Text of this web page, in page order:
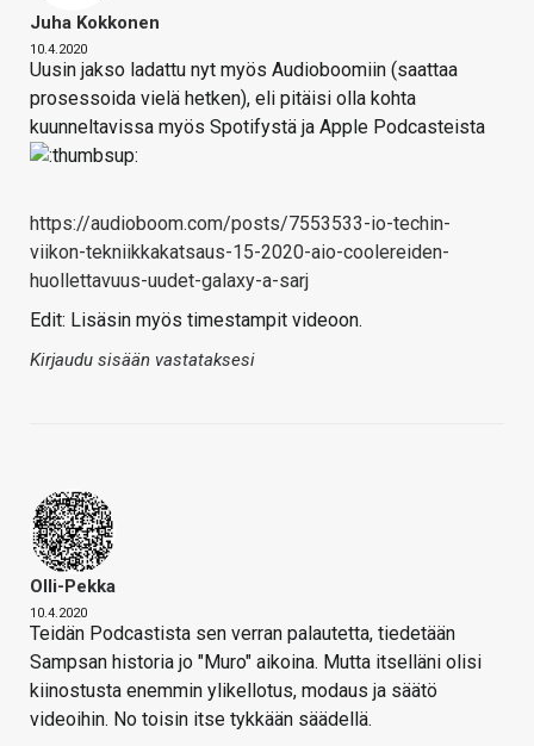
Juha Kokkonen
10.4.2020
Uusin jakso ladattu nyt myös Audioboomiin (saattaa
prosessoida vielä hetken), eli pitäisi olla kohta
kuunneltavissa myös Spotifystä ja Apple Podcasteista
https://audioboom.com/posts/7553533-io-techin-
viikon-tekniikkakatsaus-15-2020-aio-coolereiden-
huollettavuus-uudet-galaxy-a-sarj
Edit: Lisäsin myös timestampit videoon.
Kirjaudu sisään vastataksesi
Olli-Pekka
10.4.2020
Teidän Podcastista sen verran palautetta, tiedetään
Sampsan historia jo "Muro" aikoina. Mutta itselläni olisi
kiinostusta enemmin ylikellotus, modaus ja säätö
videoihin. No toisin itse tykkään säädellä.